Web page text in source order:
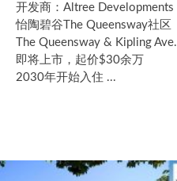
开发商：Altree Developments
怡陶碧谷The Queensway社区
The Queensway & Kipling Ave.
即将上市，起价$30余万
2030年开始入住 ...